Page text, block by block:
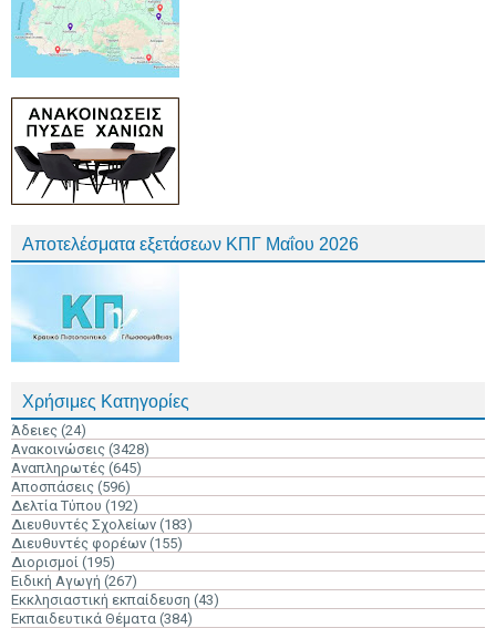
Αποτελέσματα εξετάσεων ΚΠΓ Μαΐου 2026
Χρήσιμες Κατηγορίες
Άδειες (24)
Ανακοινώσεις (3428)
Αναπληρωτές (645)
Αποσπάσεις (596)
Δελτία Τύπου (192)
Διευθυντές Σχολείων (183)
Διευθυντές φορέων (155)
Διορισμοί (195)
Ειδική Αγωγή (267)
Εκκλησιαστική εκπαίδευση (43)
Εκπαιδευτικά Θέματα (384)